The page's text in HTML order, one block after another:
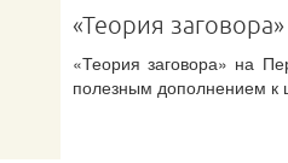
«Теория
«Теория заговора» на
полезным дополнением к